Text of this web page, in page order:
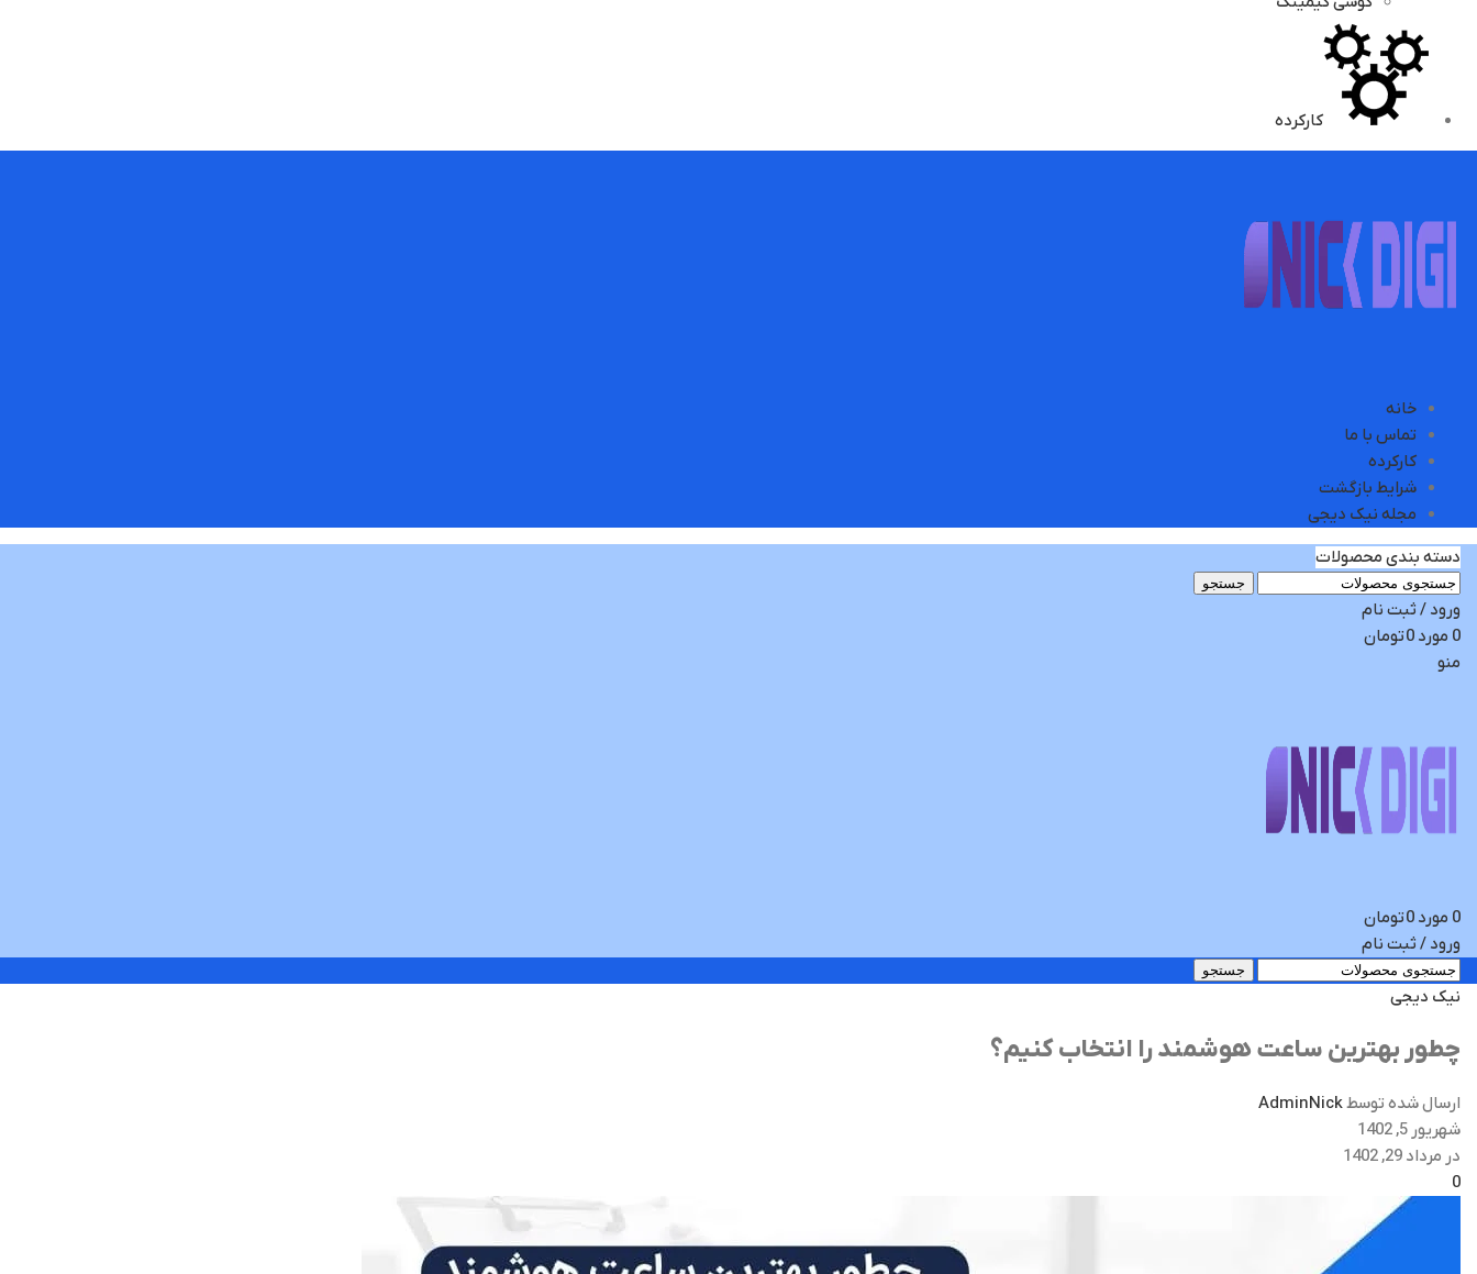
کارکرده
خانه
تماس با ما
کارکرده
شرایط بازگشت
مجله نیک دیجی
دسته بندی محصولات
جستجو
ورود / ثبت نام
0 مورد 0تومان
منو
0 مورد 0تومان
ورود / ثبت نام
جستجو
نیک دیجی
چطور بهترین ساعت هوشمند را انتخاب کنیم؟
ارسال شده توسطAdminNick
شهریور 5, 1402
در مرداد 29, 1402
0